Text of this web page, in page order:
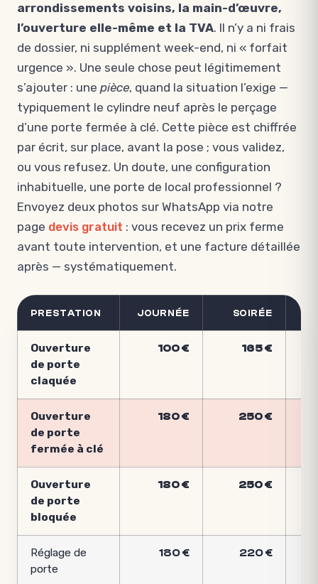
arrondissements voisins, la main-d’œuvre,
l’ouverture elle-même et la TVA. Il n’y a ni frais
de dossier, ni supplément week-end, ni « forfait
urgence ». Une seule chose peut légitimement
s’ajouter : une pièce, quand la situation l’exige —
typiquement le cylindre neuf après le perçage
d’une porte fermée à clé. Cette pièce est chiffrée
par écrit, sur place, avant la pose ; vous validez,
ou vous refusez. Un doute, une configuration
inhabituelle, une porte de local professionnel ?
Envoyez deux photos sur WhatsApp via notre
page devis gratuit : vous recevez un prix ferme
avant toute intervention, et une facture détaillée
après — systématiquement.
PRESTATION JOURNÉE SOIRÉE
Ouverture
de porte
claquée
100 € 165 €
Ouverture
de porte
fermée à clé
180 € 250 €
Ouverture
de porte
bloquée
180 € 250 €
Réglage de
porte
180 € 220 €